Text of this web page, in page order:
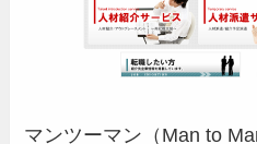
マンツーマン（Man to